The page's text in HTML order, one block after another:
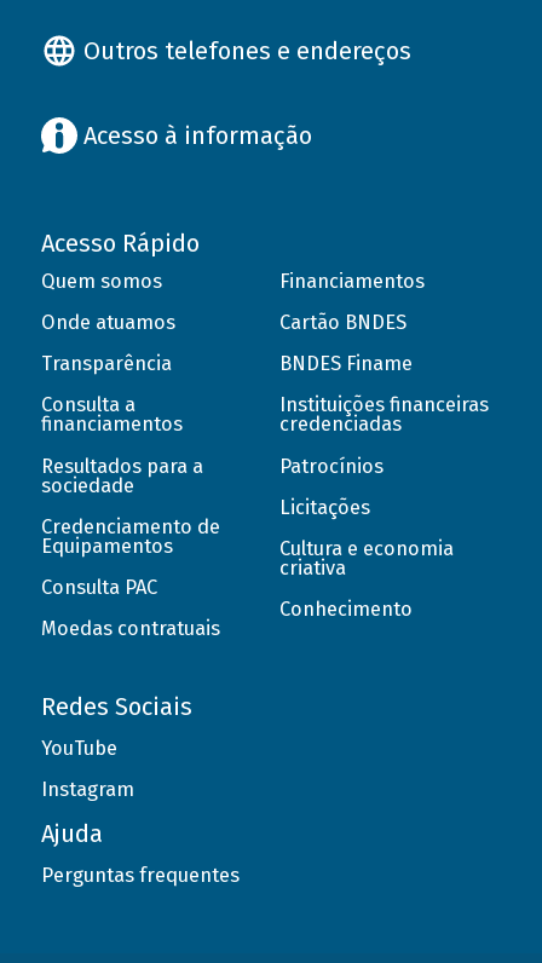
Outros telefones e endereços
Acesso à informação
Acesso Rápido
Quem somos
Onde atuamos
Transparência
Consulta a
financiamentos
Resultados para a
sociedade
Credenciamento de
Equipamentos
Consulta PAC
Moedas contratuais
Financiamentos
Cartão BNDES
BNDES Finame
Instituições financeiras
credenciadas
Patrocínios
Licitações
Cultura e economia
criativa
Conhecimento
Redes Sociais
YouTube
Instagram
Ajuda
Perguntas frequentes